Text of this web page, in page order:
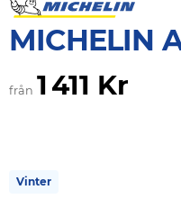
MICHELIN
från 1 411 Kr
Vinter